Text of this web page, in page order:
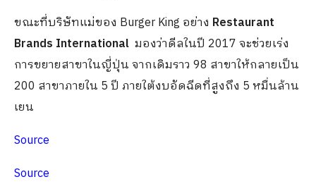
ขณะที่บริษัทแม่ของ Burger King อย่าง Restaurant
Brands International มองว่าดีลในปี 2017 จะช่วยเร่ง
การขยายสาขาในญี่ปุ่น จากเดิมราว 98 สาขาให้กลายเป็น
200 สาขาภายใน 5 ปี ภายใต้งบอัดฉีดที่สูงถึง 5 หมื่นล้าน
เยน
Source
Source